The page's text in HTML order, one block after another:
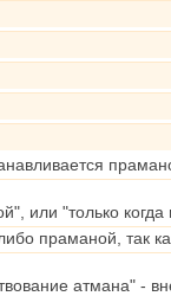
или "только
праманой, так
атмана" -